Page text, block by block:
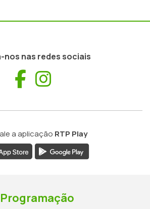
nos nas redes sociais
Facebook
a aplicação RTP Play
Programação